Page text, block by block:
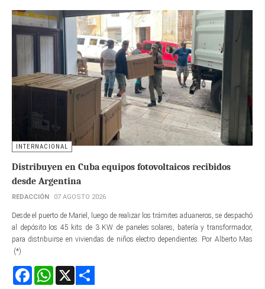
INTERNACIONAL
Distribuyen en Cuba equipos fotovoltaicos recibidos
desde Argentina
REDACCIÓN 07 AGOSTO 2026
Desde el puerto de Mariel, luego de realizar los trámites aduaneros, se despachó
al depósito los 45 kits de 3 KW de paneles solares, batería y transformador,
para distribuirse en viviendas de niños electro dependientes. Por Alberto Mas
(*)
FacebookWhatsApp